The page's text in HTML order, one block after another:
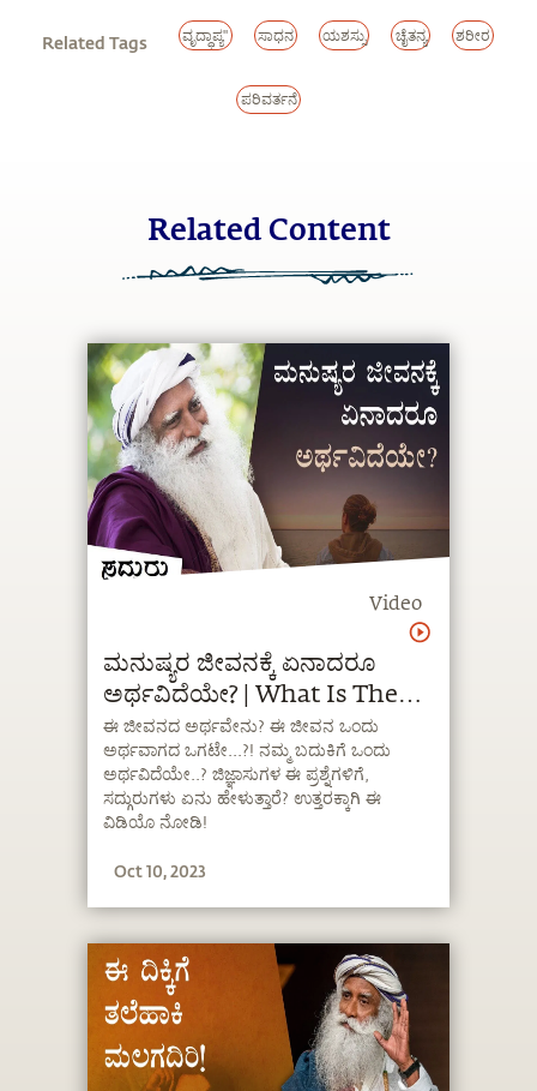
Related Tags ವೃದ್ಧಾಪ್ಯ" ಸಾಧನ ಯಶಸ್ಸು ಚೈತನ್ಯ ಶರೀರ
ಪರಿವರ್ತನೆ
Related Content
Video
ಮನುಷ್ಯರ ಜೀವನಕ್ಕೆ ಏನಾದರೂ
ಅರ್ಥವಿದೆಯೇ? | What Is The
Meaning Of Life? |
Sadhguru Kannada
ಈ ಜೀವನದ ಅರ್ಥವೇನು? ಈ ಜೀವನ ಒಂದು
ಅರ್ಥವಾಗದ ಒಗಟೇ...?! ನಮ್ಮ ಬದುಕಿಗೆ ಒಂದು
ಅರ್ಥವಿದೆಯೇ..? ಜಿಜ್ಞಾಸುಗಳ ಈ ಪ್ರಶ್ನೆಗಳಿಗೆ,
ಸದ್ಗುರುಗಳು ಏನು ಹೇಳುತ್ತಾರೆ? ಉತ್ತರಕ್ಕಾಗಿ ಈ
ವಿಡಿಯೊ ನೋಡಿ!
Oct 10, 2023